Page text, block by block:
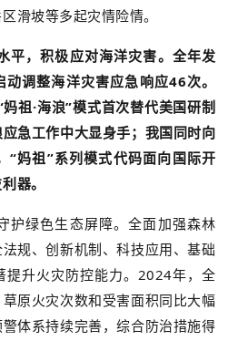
滑坡等多起灾情险情。
平，积极应对海洋灾害。全年发
调整海洋灾害应急响应46次。
祖·海浪”模式首次替代美国研制
急工作中大显身手；我国同时向
“妈祖”系列模式代码面向国际开
器。
护绿色生态屏障。全面加强森林
规、创新机制、科技应用、基础
提升火灾防控能力。2024年，全
原火灾次数和受害面积同比大幅
体系持续完善，综合防治措施得